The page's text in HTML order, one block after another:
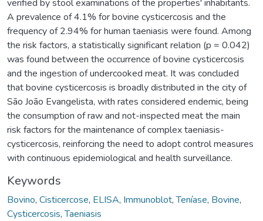
verified by stool examinations of the properties' inhabitants.
A prevalence of 4.1% for bovine cysticercosis and the
frequency of 2.94% for human taeniasis were found. Among
the risk factors, a statistically significant relation (p = 0.042)
was found between the occurrence of bovine cysticercosis
and the ingestion of undercooked meat. It was concluded
that bovine cysticercosis is broadly distributed in the city of
São João Evangelista, with rates considered endemic, being
the consumption of raw and not-inspected meat the main
risk factors for the maintenance of complex taeniasis-
cysticercosis, reinforcing the need to adopt control measures
with continuous epidemiological and health surveillance.
Keywords
Bovino, Cisticercose, ELISA, Immunoblot,Teníase, Bovine,
Cysticercosis,Taeniasis